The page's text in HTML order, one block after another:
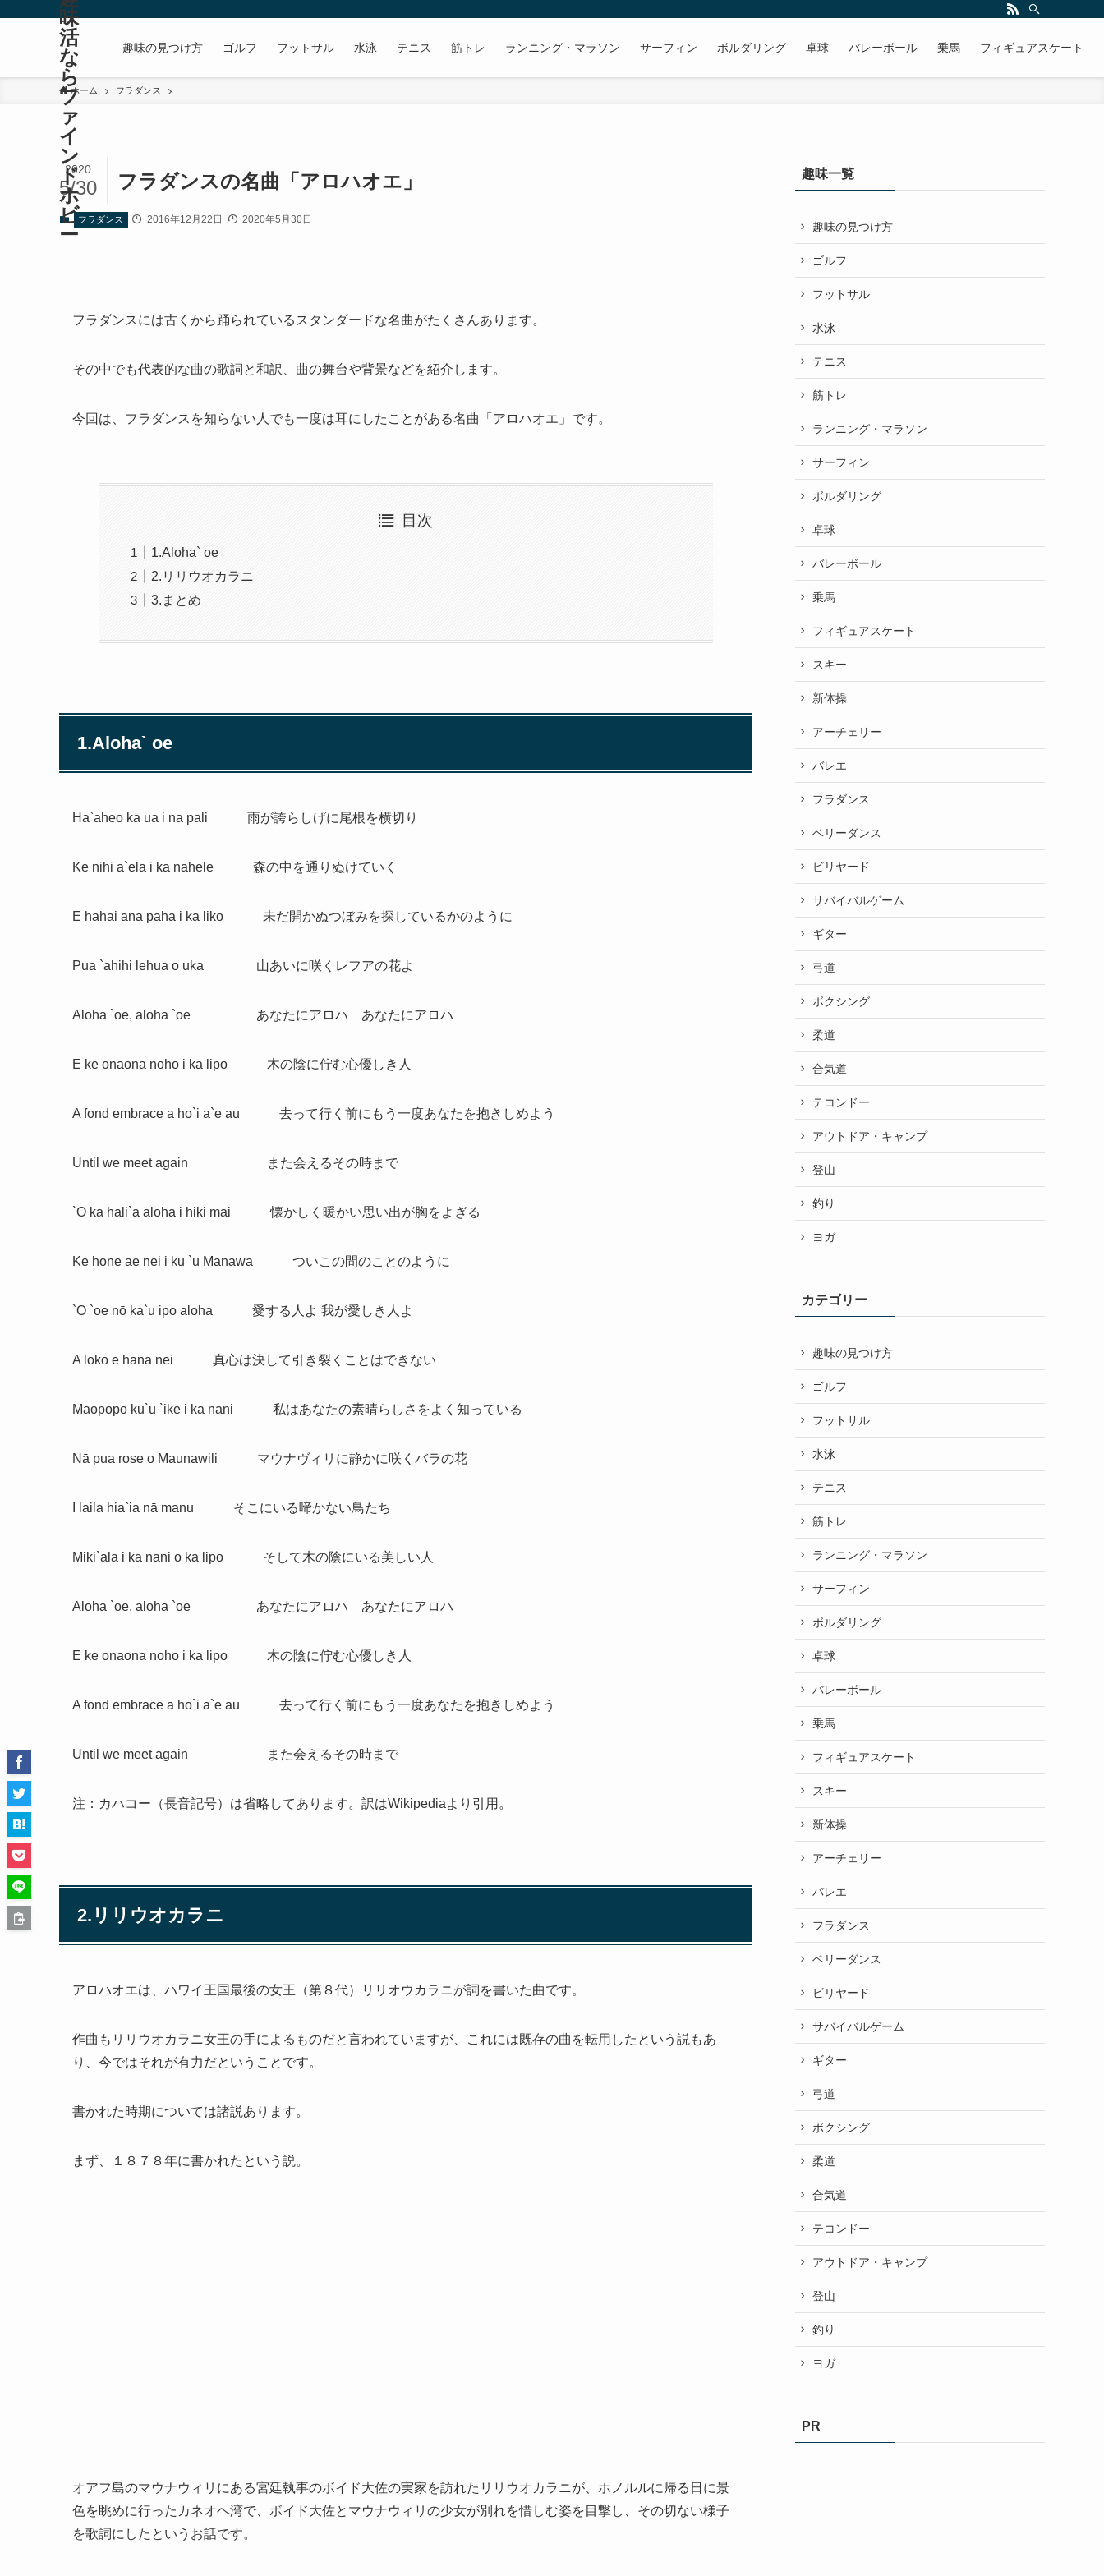
味
活
な
ら
フ
ァ
イ
ン
ド
ホ
ビ
ー
趣味の見つけ方 ゴルフ フットサル 水泳 テニス 筋トレ ランニング・マラソン サーフィン ボルダリング 卓球 バレーボール 乗馬 フィギュアスケート
ホーム フラダンス
フラダンスの名曲「アロハオエ」
2020
5/30
フラダンス 2016年12月22日 2020年5月30日
フラダンスには古くから踊られているスタンダードな名曲がたくさんあります。
その中でも代表的な曲の歌詞と和訳、曲の舞台や背景などを紹介します。
今回は、フラダンスを知らない人でも一度は耳にしたことがある名曲「アロハオエ」です。
目次
1.Aloha` oe
2.リリウオカラニ
3.まとめ
1.Aloha` oe
Ha`aheo ka ua i na pali 雨が誇らしげに尾根を横切り
Ke nihi a`ela i ka nahele 森の中を通りぬけていく
E hahai ana paha i ka liko 未だ開かぬつぼみを探しているかのように
Pua `ahihi lehua o uka 山あいに咲くレフアの花よ
Aloha `oe, aloha `oe あなたにアロハ あなたにアロハ
E ke onaona noho i ka lipo 木の陰に佇む心優しき人
A fond embrace a ho`i a`e au 去って行く前にもう一度あなたを抱きしめよう
Until we meet again また会えるその時まで
`O ka hali`a aloha i hiki mai 懐かしく暖かい思い出が胸をよぎる
Ke hone ae nei i ku `u Manawa ついこの間のことのように
`O `oe nō ka`u ipo aloha 愛する人よ 我が愛しき人よ
A loko e hana nei 真心は決して引き裂くことはできない
Maopopo ku`u `ike i ka nani 私はあなたの素晴らしさをよく知っている
Nā pua rose o Maunawili マウナヴィリに静かに咲くバラの花
I laila hia`ia nā manu そこにいる啼かない鳥たち
Miki`ala i ka nani o ka lipo そして木の陰にいる美しい人
Aloha `oe, aloha `oe あなたにアロハ あなたにアロハ
E ke onaona noho i ka lipo 木の陰に佇む心優しき人
A fond embrace a ho`i a`e au 去って行く前にもう一度あなたを抱きしめよう
Until we meet again また会えるその時まで
注：カハコー（長音記号）は省略してあります。訳はWikipediaより引用。
2.リリウオカラニ
アロハオエは、ハワイ王国最後の女王（第８代）リリオウカラニが詞を書いた曲です。
作曲もリリウオカラニ女王の手によるものだと言われていますが、これには既存の曲を転用したという説もあ
り、今ではそれが有力だということです。
書かれた時期については諸説あります。
まず、１８７８年に書かれたという説。
オアフ島のマウナウィリにある宮廷執事のボイド大佐の実家を訪れたリリウオカラニが、ホノルルに帰る日に景
色を眺めに行ったカネオヘ湾で、ボイド大佐とマウナウィリの少女が別れを惜しむ姿を目撃し、その切ない様子
を歌詞にしたというお話です。
趣味一覧
趣味の見つけ方
ゴルフ
フットサル
水泳
テニス
筋トレ
ランニング・マラソン
サーフィン
ボルダリング
卓球
バレーボール
乗馬
フィギュアスケート
スキー
新体操
アーチェリー
バレエ
フラダンス
ベリーダンス
ビリヤード
サバイバルゲーム
ギター
弓道
ボクシング
柔道
合気道
テコンドー
アウトドア・キャンプ
登山
釣り
ヨガ
カテゴリー
趣味の見つけ方
ゴルフ
フットサル
水泳
テニス
筋トレ
ランニング・マラソン
サーフィン
ボルダリング
卓球
バレーボール
乗馬
フィギュアスケート
スキー
新体操
アーチェリー
バレエ
フラダンス
ベリーダンス
ビリヤード
サバイバルゲーム
ギター
弓道
ボクシング
柔道
合気道
テコンドー
アウトドア・キャンプ
登山
釣り
ヨガ
PR